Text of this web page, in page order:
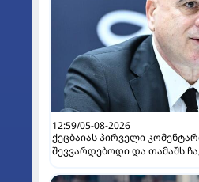
12:59/05-08-2026
ქეცბაიას პირველი
შევვარდებოდი და თამაშს